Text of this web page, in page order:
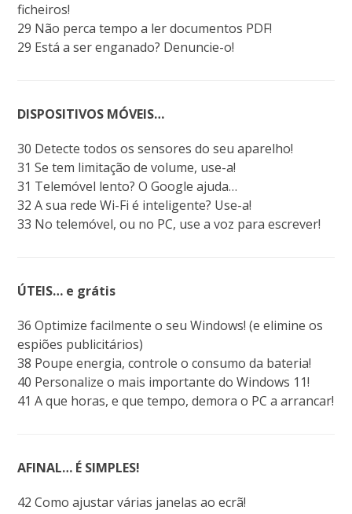
ficheiros!
29 Não perca tempo a ler documentos PDF!
29 Está a ser enganado? Denuncie-o!
DISPOSITIVOS MÓVEIS…
30 Detecte todos os sensores do seu aparelho!
31 Se tem limitação de volume, use-a!
31 Telemóvel lento? O Google ajuda…
32 A sua rede Wi-Fi é inteligente? Use-a!
33 No telemóvel, ou no PC, use a voz para escrever!
ÚTEIS… e grátis
36 Optimize facilmente o seu Windows! (e elimine os
espiões publicitários)
38 Poupe energia, controle o consumo da bateria!
40 Personalize o mais importante do Windows 11!
41 A que horas, e que tempo, demora o PC a arrancar!
AFINAL… É SIMPLES!
42 Como ajustar várias janelas ao ecrã!